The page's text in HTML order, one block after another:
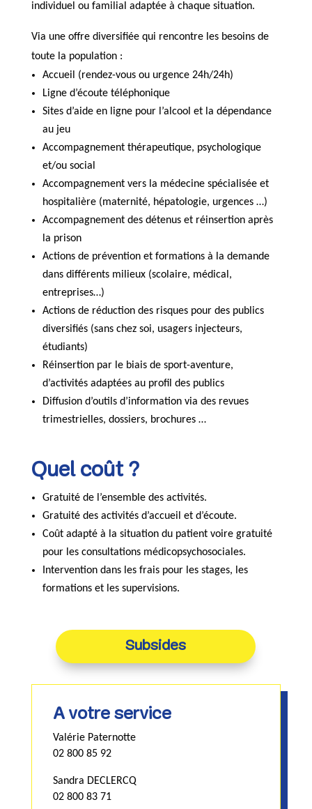
individuel ou familial adaptée à chaque situation.
Via une offre diversifiée qui rencontre les besoins de
toute la population :
Accueil (rendez-vous ou urgence 24h/24h)
Ligne d’écoute téléphonique
Sites d’aide en ligne pour l’alcool et la dépendance
au jeu
Accompagnement thérapeutique, psychologique
et/ou social
Accompagnement vers la médecine spécialisée et
hospitalière (maternité, hépatologie, urgences …)
Accompagnement des détenus et réinsertion après
la prison
Actions de prévention et formations à la demande
dans différents milieux (scolaire, médical,
entreprises…)
Actions de réduction des risques pour des publics
diversifiés (sans chez soi, usagers injecteurs,
étudiants)
Réinsertion par le biais de sport-aventure,
d’activités adaptées au profil des publics
Diffusion d’outils d’information via des revues
trimestrielles, dossiers, brochures …
Quel coût ?
Gratuité de l’ensemble des activités.
Gratuité des activités d’accueil et d’écoute.
Coût adapté à la situation du patient voire gratuité
pour les consultations médicopsychosociales.
Intervention dans les frais pour les stages, les
formations et les supervisions.
Subsides
A votre service
Valérie Paternotte
02 800 85 92
Sandra DECLERCQ
02 800 83 71